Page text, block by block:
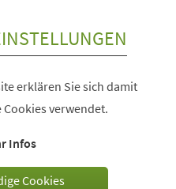
erklären Sie sich damit
verwendet.
Infos
Cookies